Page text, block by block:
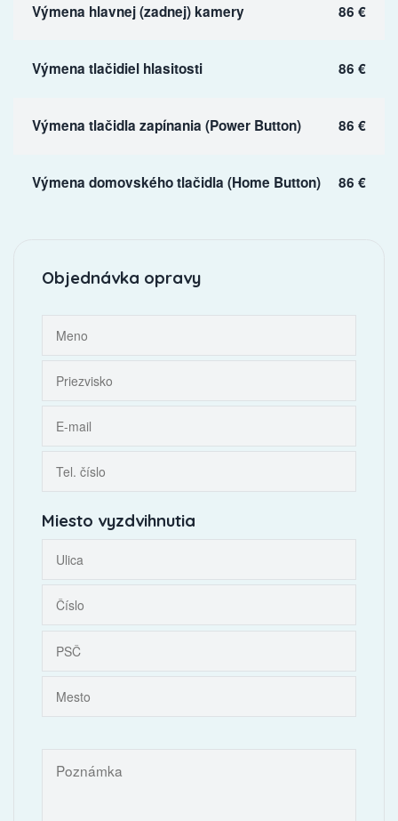
Výmena hlavnej (zadnej) kamery 86 €
Výmena tlačidiel hlasitosti 86 €
Výmena tlačidla zapínania (Power Button) 86 €
Výmena domovského tlačidla (Home Button) 86 €
Objednávka opravy
Miesto vyzdvihnutia